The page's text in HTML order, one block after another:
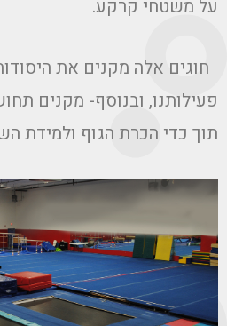
על משטחי קרקע.
חוגים אלה מקנים את
פעילותנו, ובנוסף- מקנים
תוך כדי הכרת הגוף ולמידת